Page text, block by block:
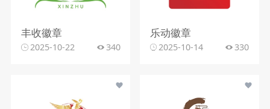
丰收徽章
2025-10-22 340
乐动徽章
2025-10-14 330